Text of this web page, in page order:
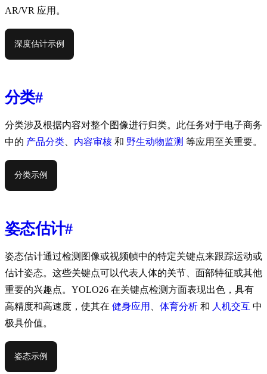
AR/VR 应用。
深度估计示例
分类#
分类涉及根据内容对整个图像进行归类。此任务对于电子商务
中的 产品分类 内容审核 和 野生动物监测 等应用至关重要。
分类示例
姿态估计#
姿态估计通过检测图像或视频帧中的特定关键点来跟踪运动或
估计姿态。这些关键点可以代表人体的关节、面部特征或其他
重要的兴趣点。YOLO26 在关键点检测方面表现出色，具有
高精度和高速度，使其在 健身应用 体育分析 和 人机交互 中
极具价值。
姿态示例